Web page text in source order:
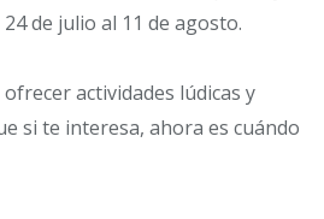
de julio al 11 de agosto.
actividades lúdicas y
si te interesa, ahora es cuándo